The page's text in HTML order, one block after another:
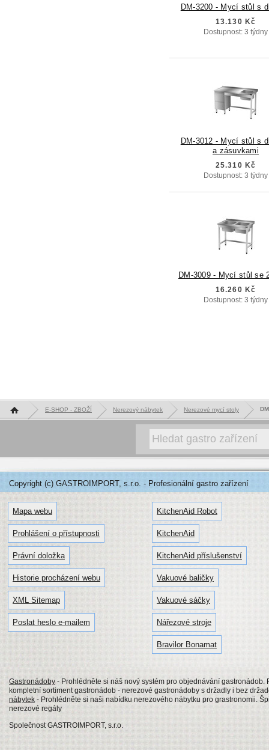
DM-3200 - Mycí stůl s
13.130 Kč
Dostupnost: 3 týdny
DM-3012 - Mycí stůl s
a zásuvkami
25.310 Kč
Dostupnost: 3 týdny
DM-3009 - Mycí stůl se
16.260 Kč
Dostupnost: 3 týdny
Hlavní stránka E-SHOP - ZBOŽÍ Nerezový nábytek Nerezové mycí stoly
Copyright (c) GASTROIMPORT, s.r.o. - Profesionální gastro zařízení
Mapa webu
Prohlášení o přístupnosti
Právní doložka
Historie procházení webu
XML Sitemap
Poslat heslo e-mailem
KitchenAid Robot
KitchenAid
KitchenAid příslušenství
Vakuové baličky
Vakuové sáčky
Nářezové stroje
Bravilor Bonamat
Gastronádoby - Prohlédněte si náš nový systém pro objednávání
kompletní sortiment gastronádob - nerezové gastronádoby s držadly i bez
nábytek - Prohlédněte si naši nabídku nerezového nábytku pro grastronomii.
nerezové regály
Společnost GASTROIMPORT, s.r.o.